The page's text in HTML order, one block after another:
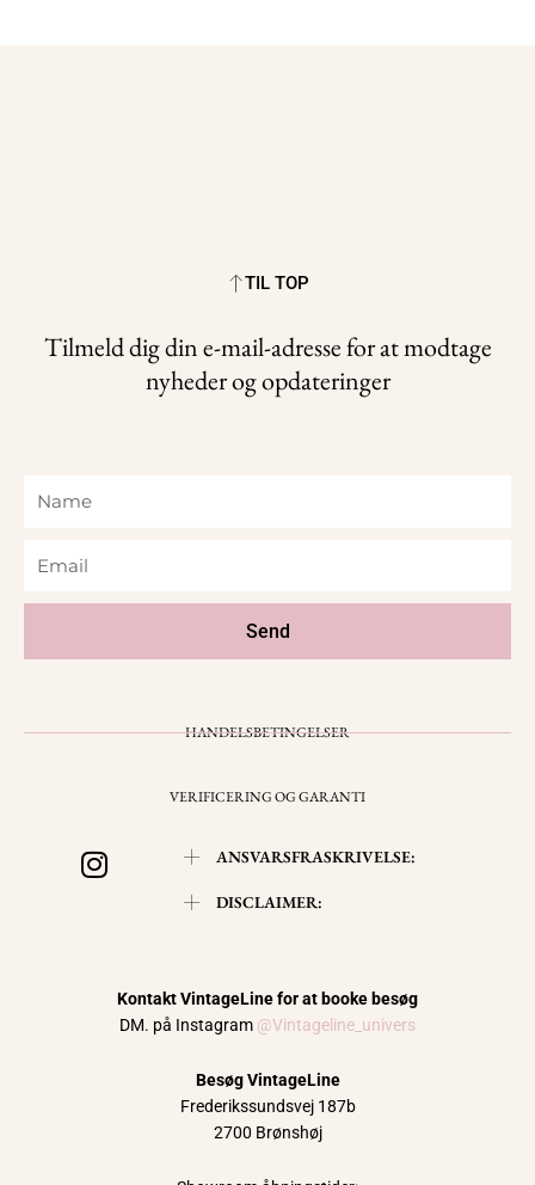
TIL TOP
Tilmeld dig din e-mail-adresse for at modtage
nyheder og opdateringer
Send
HANDELSBETINGELSER
VERIFICERING OG GARANTI
I
n
ANSVARSFRASKRIVELSE:
DISCLAIMER:
Kontakt VintageLine for at booke besøg
DM. på Instagram @Vintageline_univers
Besøg VintageLine
Frederikssundsvej 187b
2700 Brønshøj